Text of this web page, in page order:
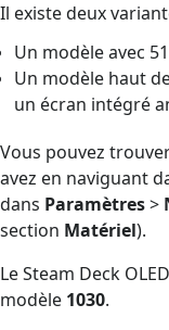
Il existe deux
Un modèle avec
Un modèle haut
un écran intégré
Vous pouvez
avez en naviguant
dans Paramètres>
section Matériel).
Le Steam Deck
modèle 1030.